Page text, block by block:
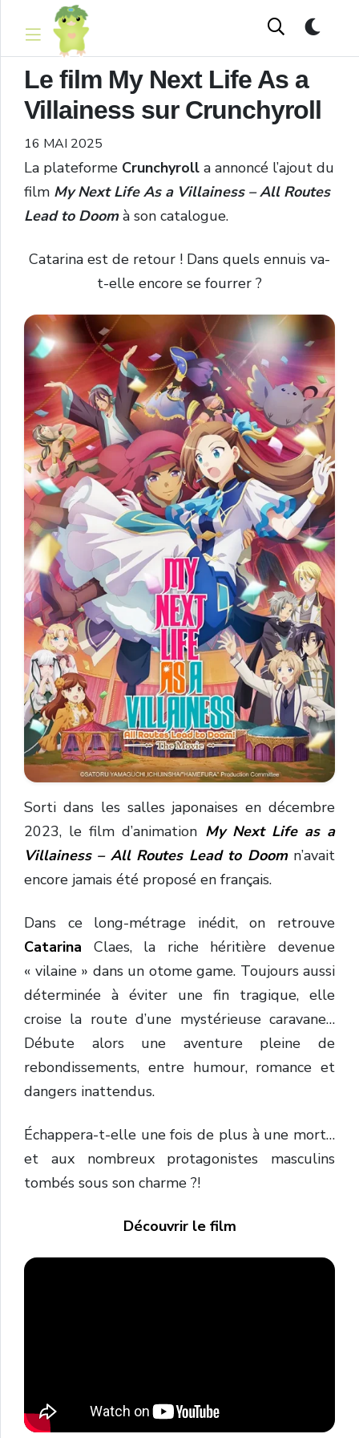
Le film My Next Life As a
Villainess sur Crunchyroll
16 MAI 2025
La plateforme Crunchyroll a annoncé l’ajout du
film My Next Life As a Villainess–All Routes
Lead to Doom à son catalogue.
Catarina est de retour ! Dans quels ennuis va-
t-elle encore se fourrer ?
Sorti dans les salles japonaisesendécembre
2023, lefilmd’animation My Next Life as a
Villainess – All Routes Lead to Doom n’avait
encore jamais été proposé en français.
Dans ce long-métrage inédit,on retrouve
Catarina Claes, la riche héritièredevenue
« vilaine » dans un otome game. Toujours aussi
déterminée à éviter une fin tragique, elle
croise la routed’une mystérieusecaravane…
Débute alors une aventure pleinede
rebondissements, entre humour, romance et
dangers inattendus.
Échappera-t-elle unefoisde plus à une mort…
et aux nombreux protagonistes masculins
tombés sous son charme ?!
Découvrir le film